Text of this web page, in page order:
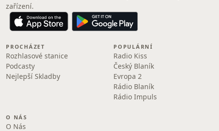
zařízení.
PROCHÁZET
Rozhlasové stanice
Podcasty
Nejlepší Skladby
POPULÁRNÍ
Radio Kiss
Český Blaník
Evropa 2
Rádio Blaník
Rádio Impuls
O NÁS
O Nás